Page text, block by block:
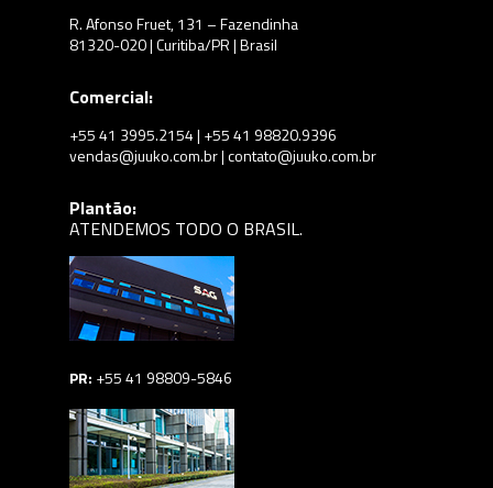
R. Afonso Fruet, 131 – Fazendinha
81320-020 | Curitiba/PR | Brasil
Comercial:
+55 41 3995.2154 | +55 41 98820.9396
vendas@juuko.com.br | contato@juuko.com.br
Plantão:
ATENDEMOS TODO O BRASIL.
PR: +55 41 98809-5846